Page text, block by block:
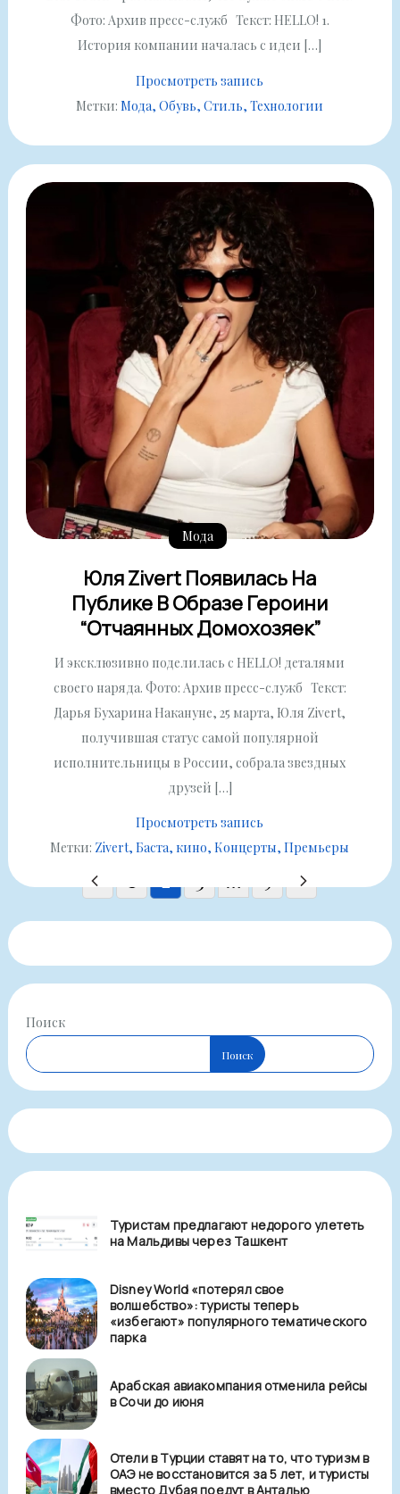
Фото: Архив пресс-служб Текст: HELLO! 1.
История компании началась с идеи […]
Просмотреть запись
Метки:Мода Обувь Стиль Технологии
Мода
Юля Zivert Появилась На
Публике В Образе Героини
“Отчаянных Домохозяек”
И эксклюзивно поделилась с HELLO! деталями
своего наряда. Фото: Архив пресс-служб Текст:
Дарья Бухарина Накануне, 25 марта, Юля Zivert,
получившая статус самой популярной
исполнительницы в России, собрала звездных
друзей […]
Просмотреть запись
Метки: Zivert Баста кино Концерты Премьеры
Пагинация
записей
Поиск
Поиск
Туристам предлагают недорого улететь
на Мальдивы через Ташкент
Disney World «потерял свое
волшебство»: туристы теперь
«избегают» популярного тематического
парка
Арабская авиакомпания отменила рейсы
в Сочи до июня
Отели в Турции ставят на то, что туризм в
ОАЭ не восстановится за 5 лет, и туристы
вместо Дубая поедут в Анталью